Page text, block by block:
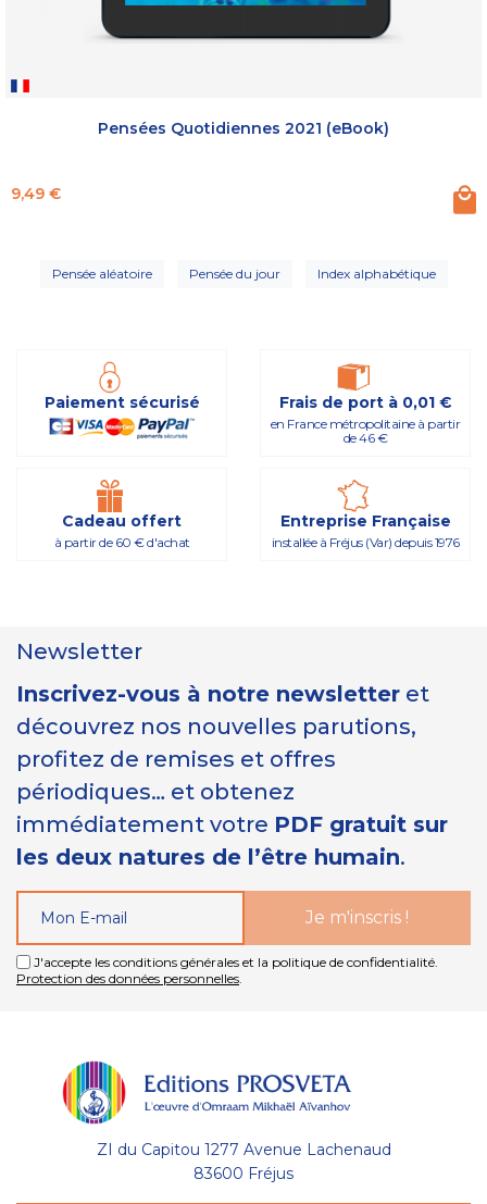
Pensées Quotidiennes 2021 (eBook)
Prix
9,49 €
Pensée aléatoire Pensée du jour Index alphabétique
Paiement sécurisé Frais de port à 0,01 €
en France métropolitaine à partir
de 46 €
Cadeau offert
à partir de 60 € d'achat
Entreprise Française
installée à Fréjus (Var) depuis 1976
Newsletter
Inscrivez-vous à notre newsletter et
découvrez nos nouvelles parutions,
profitez de remises et offres
périodiques… et obtenez
immédiatement votre PDF gratuit sur
les deux natures de l’être humain.
J'accepte les conditions générales et la politique de confidentialité.
Protection des données personnelles
ZI du Capitou 1277 Avenue Lachenaud
83600 Fréjus